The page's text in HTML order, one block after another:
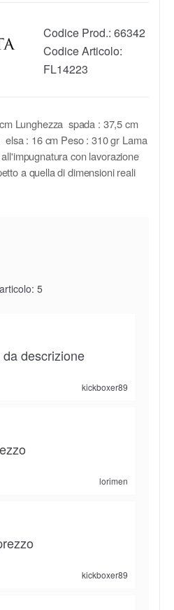
Codice Prod.: 66342
Codice Articolo:
FL14223
Lunghezza spada : 37,5 cm
: 16 cm Peso : 310 gr Lama
con lavorazione
a quella di dimensioni reali
5
kickboxer89
descrizione
lorimen
kickboxer89